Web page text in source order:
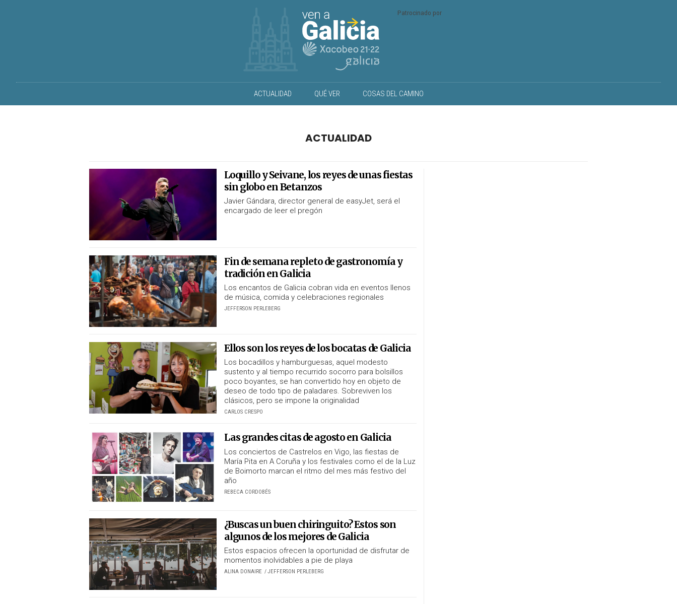
Patrocinado por
ACTUALIDAD QUÉ VER COSAS DEL CAMINO
ACTUALIDAD
Loquillo y Seivane, los reyes de unas fiestas
sin globo en Betanzos
Javier Gándara, director general de easyJet, será el
encargado de leer el pregón
Fin de semana repleto de gastronomía y
tradición en Galicia
Los encantos de Galicia cobran vida en eventos llenos
de música, comida y celebraciones regionales
JEFFERSON PERLEBERG
Ellos son los reyes de los bocatas de Galicia
Los bocadillos y hamburguesas, aquel modesto
sustento y al tiempo recurrido socorro para bolsillos
poco boyantes, se han convertido hoy en objeto de
deseo de todo tipo de paladares. Sobreviven los
clásicos, pero se impone la originalidad
CARLOS CRESPO
Las grandes citas de agosto en Galicia
Los conciertos de Castrelos en Vigo, las fiestas de
María Pita en A Coruña y los festivales como el de la Luz
de Boimorto marcan el ritmo del mes más festivo del
año
REBECA CORDOBÉS
¿Buscas un buen chiringuito? Estos son
algunos de los mejores de Galicia
Estos espacios ofrecen la oportunidad de disfrutar de
momentos inolvidables a pie de playa
ALINA DONAIRE JEFFERSON PERLEBERG